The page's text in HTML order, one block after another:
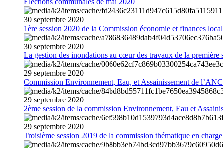
30 septembre 2020
1ère session 2020 de la Commission économie et finances
30 septembre 2020
La gestion des inondations au cœur des travaux de la première
29 septembre 2020
Commission Environnement, Eau, et Assainissement de
29 septembre 2020
2ème session de la commission Environnement, Eau et
29 septembre 2020
Troisième session 2019 de la commission thématique en